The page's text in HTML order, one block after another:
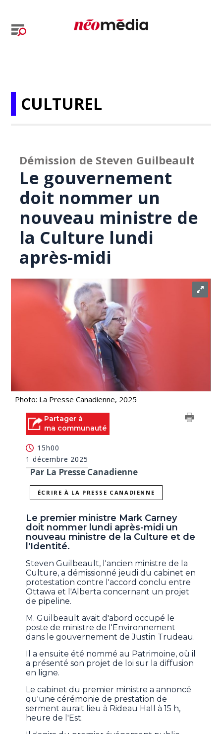
CULTUREL
Démission de Steven Guilbeault
Le gouvernement
doit nommer un
nouveau ministre de
la Culture lundi
après-midi
Photo: La Presse Canadienne, 2025
Partager à
ma communauté
15h00
1 décembre 2025
Par La Presse Canadienne
ÉCRIRE À LA PRESSE CANADIENNE
Le premier ministre Mark Carney
doit nommer lundi après-midi un
nouveau ministre de la Culture et de
l'Identité.
Steven Guilbeault, l'ancien ministre de la
Culture, a démissionné jeudi du cabinet en
protestation contre l'accord conclu entre
Ottawa et l'Alberta concernant un projet
de pipeline.
M. Guilbeault avait d'abord occupé le
poste de ministre de l'Environnement
dans le gouvernement de Justin Trudeau.
Il a ensuite été nommé au Patrimoine, où il
a présenté son projet de loi sur la diffusion
en ligne.
Le cabinet du premier ministre a annoncé
qu'une cérémonie de prestation de
serment aurait lieu à Rideau Hall à 15 h,
heure de l'Est.